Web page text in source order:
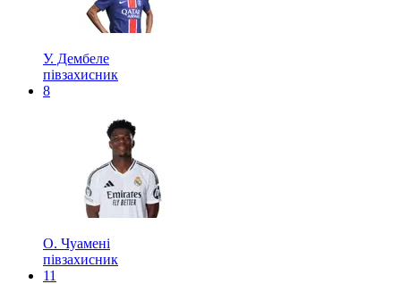
У. Дембеле
півзахисник
8
О. Чуамені
півзахисник
11